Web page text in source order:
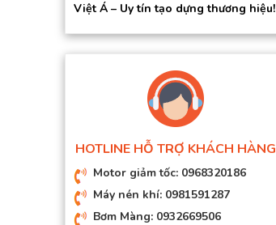
Việt Á – Uy tín tạo dựng thương hiệu!
HOTLINE HỖ TRỢ KHÁCH HÀNG
Motor giảm tốc: 0968320186
Máy nén khí: 0981591287
Bơm Màng: 0932669506